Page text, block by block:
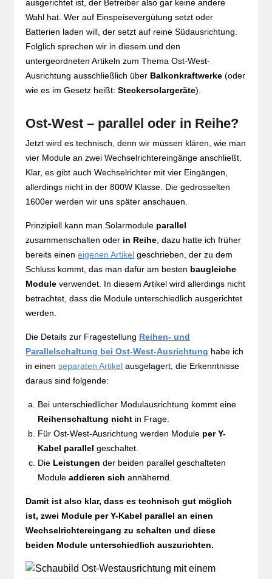
ausgerichtet ist, der Betreiber also gar keine andere
Wahl hat. Wer auf Einspeisevergütung setzt oder
Batterien laden will, der setzt auf reine Südausrichtung.
Folglich sprechen wir in diesem und den
untergeordneten Artikeln zum Thema Ost-West-
Ausrichtung ausschließlich über Balkonkraftwerke (oder
wie es im Gesetz heißt:Steckersolargeräte).
Ost-West – parallel oder in Reihe?
Jetzt wird es technisch, denn wir müssen klären, wie man
vier Module an zwei Wechselrichtereingänge anschließt.
Klar, es gibt auch Wechselrichter mit vier Eingängen,
allerdings nicht in der 800W Klasse. Die gedrosselten
1600er werden wir uns später anschauen.
Prinzipiell kann man Solarmodule parallel
zusammenschalten oder in Reihe , dazu hatte ich früher
bereits eineneigenen Artikel geschrieben, der zu dem
Schluss kommt, das man dafür am besten baugleiche
Module verwendet. In diesem Artikel wird allerdings nicht
betrachtet, dass die Module unterschiedlich ausgerichtet
werden.
Die Details zur Fragestellung Reihen- und
Parallelschaltung bei Ost-West-Ausrichtung habe ich
in einenseparaten Artikel ausgelagert, die Erkenntnisse
daraus sind folgende:
Bei unterschiedlicher Modulausrichtung kommt eine
Reihenschaltung nicht in Frage.
Für Ost-West-Ausrichtung werden Module per Y-
Kabel parallel geschaltet.
Die Leistungen der beiden parallel geschalteten
Moduleaddieren sich annähernd.
Damit ist also klar, dass es technisch gut möglich
ist, zwei Module per Y-Kabel parallel an einen
Wechselrichtereingang zu schalten und diese
beiden Module unterschiedlich auszurichten.